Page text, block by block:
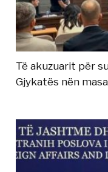
Të akuzuarit për
Gjykatës nën